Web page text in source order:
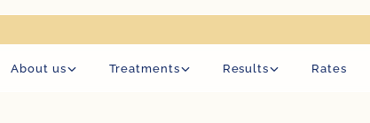
We reopen on 19 August.
About us Treatments Results Rates